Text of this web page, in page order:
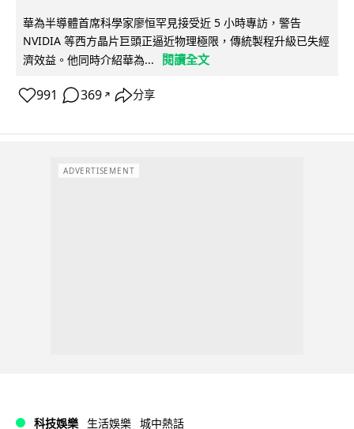
華為半導體首席科學家廖恒罕見接受近 5 小時專訪，警告
NVIDIA 等西方晶片巨頭正逼近物理極限，傳統製程升級已失經
濟效益。他同時介紹華為...
閱讀全文
991 369 ↗ 分享
ADVERTISEMENT
科技娛樂 生活娛樂 城中熱話